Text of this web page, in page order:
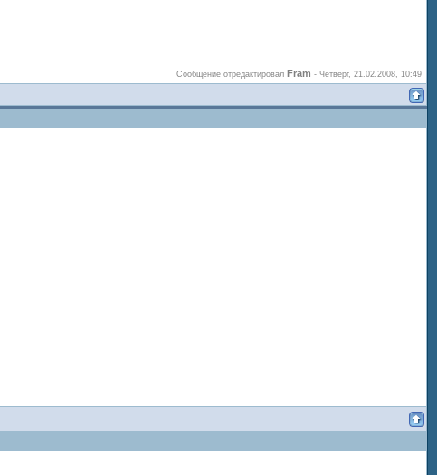
Сообщение отредактировал Fram - Четверг, 21.02.2008, 10:49